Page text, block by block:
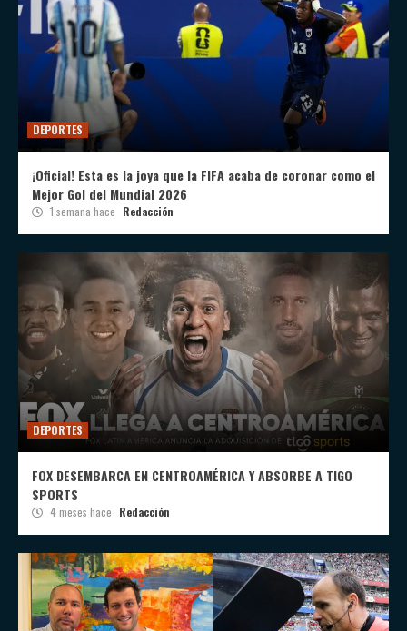
DEPORTES
¡Oficial! Esta es la joya que la FIFA acaba de coronar como el
Mejor Gol del Mundial 2026
1 semana hace Redacción
DEPORTES
FOX DESEMBARCA EN CENTROAMÉRICA Y ABSORBE A TIGO
SPORTS
4 meses hace Redacción